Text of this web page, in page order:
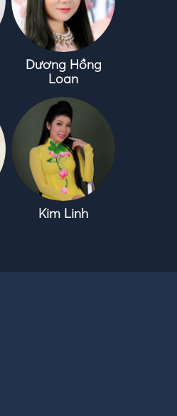
Dương Hồng
Loan
Kim Linh